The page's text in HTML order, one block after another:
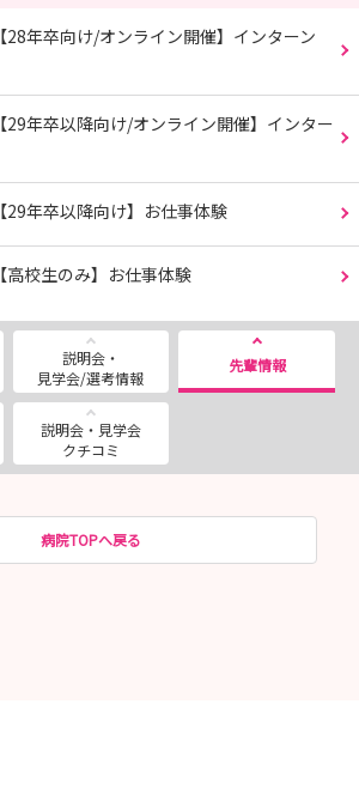
【28年卒向け/オンライン開催】インターン
【29年卒以降向け/オンライン開催】インター
【29年卒以降向け】お仕事体験
【高校生のみ】お仕事体験
説明会・
見学会/選考情報
先輩情報
説明会・見学会
クチコミ
病院TOPへ戻る